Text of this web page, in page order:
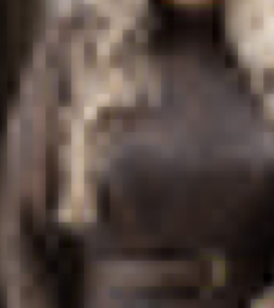
- SP
produto:
Bom
Bom
Bom
- SP